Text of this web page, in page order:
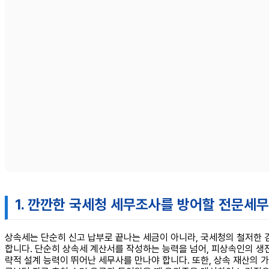
1. 깐깐한 국세청 세무조사를 방어할 전문세
상속세는 단순히 신고 납부로 끝나는 세금이 아니라, 국세청의 철저
합니다. 단순히 상속세 계산서를 작성하는 능력을 넘어, 피상속인의
략적 설계 능력이 뛰어난 세무사를 만나야 합니다. 또한, 상속 재산의